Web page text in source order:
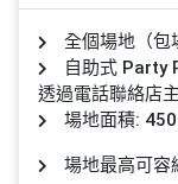
美
食
色
朋
友
會
活
動
攻
全個場地（包
自助式 Party
透過電話聯絡店
場地面積:
場地最高可容